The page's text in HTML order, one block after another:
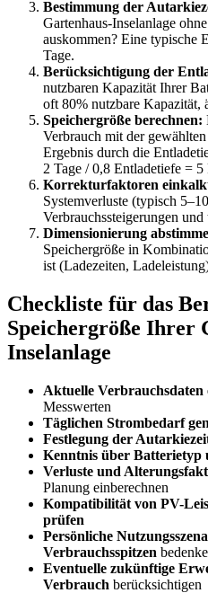
Bestimmung der
Gartenhaus-Inselanlage
auskommen? Eine typische
Tage.
Berücksichtigung der
nutzbaren Kapazität Ihrer
oft 80% nutzbare Kapazität,
Speichergröße berechnen:
Verbrauch mit der
Ergebnis durch die
2 Tage / 0,8 Entladetiefe =
Korrekturfaktoren
Systemverluste (typisch
Verbrauchssteigerungen
Dimensionierung
Speichergröße in
ist (Ladezeiten,
Checkliste für das
Speichergröße Ihrer
Inselanlage
Aktuelle Verbrauchsdaten
Messwerten
Täglichen Strombedarf
Festlegung der
Kenntnis über Batterietyp
Verluste und
Planung einberechnen
Kompatibilität von PV-
prüfen
Persönliche
Verbrauchsspitzen
Eventuelle zukünftige
Verbrauch berücksichtigen